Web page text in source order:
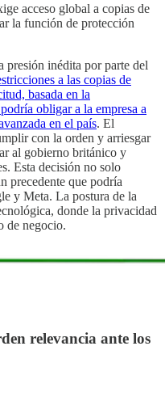
acceso global a copias de
la función de protección
presión inédita por parte del
a las copias de
basada en la
obligar a la empresa a
en el país. El
con la orden y arriesgar
al gobierno británico y
Esta decisión no solo
precedente que podría
y Meta. La postura de la
donde la privacidad
de negocio.
relevancia ante los